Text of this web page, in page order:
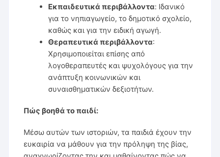
Εκπαιδευτικά περιβάλλοντα: Ιδανικό
για το νηπιαγωγείο, το δημοτικό σχολείο,
καθώς και για την ειδική αγωγή.
Θεραπευτικά περιβάλλοντα:
Χρησιμοποιείται επίσης από
λογοθεραπευτές και ψυχολόγους για την
ανάπτυξη κοινωνικών και
συναισθηματικών δεξιοτήτων.
Πώς βοηθά το παιδί:
Μέσω αυτών των ιστοριών, τα παιδιά έχουν την
ευκαιρία να μάθουν για την πρόληψη της βίας,